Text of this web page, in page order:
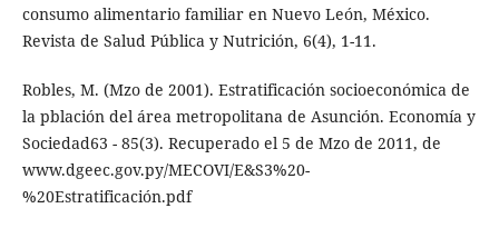
consumo alimentario familiar en Nuevo León, México.
Revista de Salud Pública y Nutrición, 6(4), 1-11.
Robles, M. (Mzo de 2001). Estratificación socioeconómica de
la pblación del área metropolitana de Asunción. Economía y
Sociedad63 - 85(3). Recuperado el 5 de Mzo de 2011, de
www.dgeec.gov.py/MECOVI/E&S3%20-
%20Estratificación.pdf